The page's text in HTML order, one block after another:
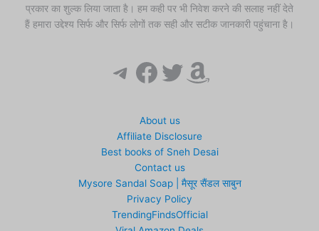
प्रकार का शुल्क लिया जाता है। हम कही पर भी निवेश करने की सलाह नहीं देते
हैं हमारा उद्देश्य सिर्फ और सिर्फ लोगों तक सही और सटीक जानकारी पहुंचाना है।
Telegram
Facebook
Twitter
Amazon
About us
Affiliate Disclosure
Best books of Sneh Desai
Contact us
Mysore Sandal Soap | मैसूर सैंडल साबुन
Privacy Policy
TrendingFindsOfficial